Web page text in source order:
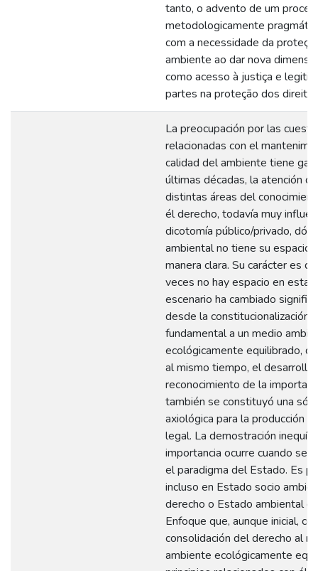
tanto, o advento de um
metodologicamente
com a necessidade da
ambiente ao dar nova
como acesso à justiça e
partes na proteção dos
La preocupación por las
relacionadas con el
calidad del ambiente tiene
últimas décadas, la atención
distintas áreas del
él derecho, todavía muy
dicotomía público/privado,
ambiental no tiene su espacio
manera clara. Su carácter es
veces no hay espacio en esta
escenario ha cambiado
desde la constitucionalización
fundamental a un medio
ecológicamente equilibrado,
al mismo tiempo, el desarrollo
reconocimiento de la
también se constituyó una
axiológica para la producción
legal. La demostración
importancia ocurre cuando se
el paradigma del Estado. Es
incluso en Estado socio
derecho o Estado ambiental
Enfoque que, aunque inicial,
consolidación del derecho al
ambiente ecológicamente